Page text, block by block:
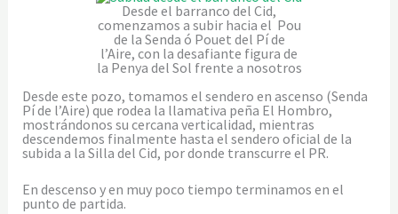
Desde el barranco del Cid,
comenzamos a subir hacia el Pou
de la Senda ó Pouet del Pí de
l’Aire, con la desafiante figura de
la Penya del Sol frente a nosotros
Desde este pozo, tomamos el sendero en ascenso (Senda
Pí de l’Aire) que rodea la llamativa peña El Hombro,
mostrándonos su cercana verticalidad, mientras
descendemos finalmente hasta el sendero oficial de la
subida a la Silla del Cid, por donde transcurre el PR.
En descenso y en muy poco tiempo terminamos en el
punto de partida.